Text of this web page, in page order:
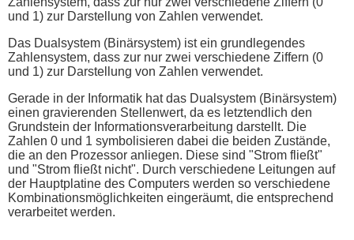
und 1) zur Darstellung von Zahlen verwendet.
Das Dualsystem (Binärsystem) ist ein grundlegendes
Zahlensystem, dass zur nur zwei verschiedene Ziffern (0
und 1) zur Darstellung von Zahlen verwendet.
Gerade in der Informatik hat das Dualsystem (Binärsystem)
einen gravierenden Stellenwert, da es letztendlich den
Grundstein der Informationsverarbeitung darstellt. Die
Zahlen 0 und 1 symbolisieren dabei die beiden Zustände,
die an den Prozessor anliegen. Diese sind "Strom fließt"
und "Strom fließt nicht". Durch verschiedene Leitungen auf
der Hauptplatine des Computers werden so verschiedene
Kombinationsmöglichkeiten eingeräumt, die entsprechend
verarbeitet werden.